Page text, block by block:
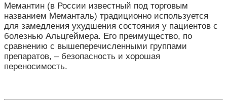
Мемантин (в России известный под торговым
названием Меманталь) традиционно используется
для замедления ухудшения состояния у пациентов с
болезнью Альцгеймера. Его преимущество, по
сравнению с вышеперечисленными группами
препаратов, – безопасность и хорошая
переносимость.